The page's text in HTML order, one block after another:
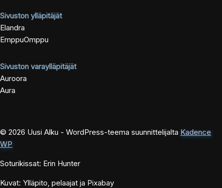
Sivuston ylläpitäjät
Elandra
EmppuOmppu
Sivuston varaylläpitäjät
Auroora
Aura
© 2026 Uusi Alku - WordPress-teema suunnittelijalta Kadence
WP
Soturikissat: Erin Hunter
Kuvat: Ylläpito, pelaajat ja Pixabay